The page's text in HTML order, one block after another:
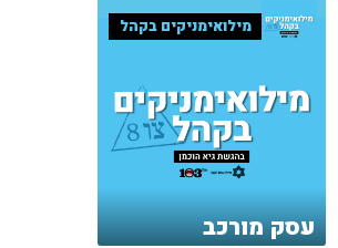
מילואימניקים בקהל
עסק מורכב